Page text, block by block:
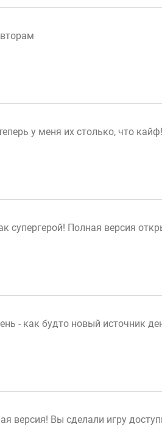
у меня их столько, что кайф!
супергерой! Полная версия
- как будто новый источник
версия! Вы сделали игру